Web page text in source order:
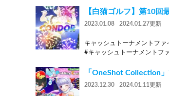
【白猫ゴルフ】第10
2023.01.08 2024.01.27更新
キャッシュトーナメントフ
#キャッシュトーナメントフ
「OneShot Collection
2023.12.30 2024.01.11更新